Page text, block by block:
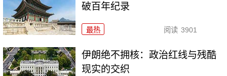
破百年纪录
最热 阅读 3901
伊朗绝不拥核：政治红线与残酷
现实的交织